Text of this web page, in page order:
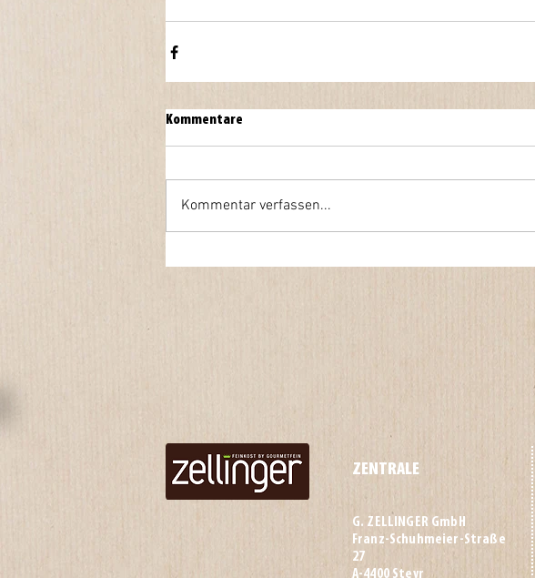
Kommentare
Kommentar verfassen...
ZENTRALE
G. ZELLINGER GmbH
Franz-Schuhmeier-Straße
27
A-4400 Steyr